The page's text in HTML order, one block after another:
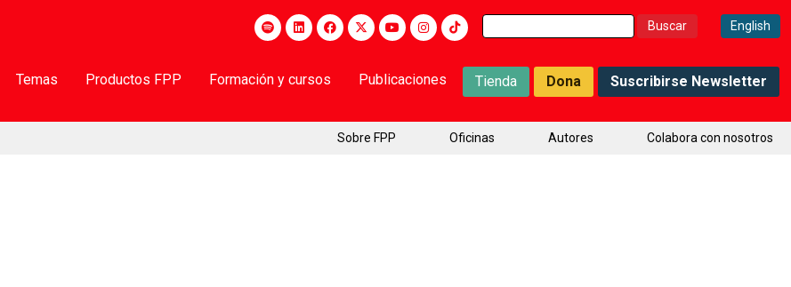
Buscar: English
Temas Productos FPP Formación y cursos Publicaciones Tienda Dona Suscribirse Newsletter
Sobre FPP Oficinas Autores Colabora con nosotros